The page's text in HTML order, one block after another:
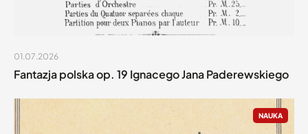
01.07.2026
Fantazja polska op. 19 Ignacego Jana Paderewskiego
NAUKA